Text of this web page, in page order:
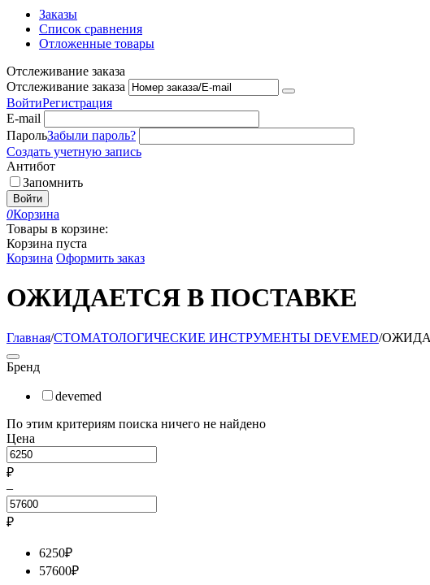
Заказы
Список сравнения
Отложенные товары
Отслеживание заказа
Отслеживание заказа
ВойтиРегистрация
E-mail
ПарольЗабыли пароль?
Создать учетную запись
Антибот
Запомнить
Войти
0Корзина
Товары в корзине:
Корзина пуста
Корзина Оформить заказ
ОЖИДАЕТСЯ В ПОСТАВКЕ
Главная/СТОМАТОЛОГИЧЕСКИЕ ИНСТРУМЕНТЫ DEVEMED/
Бренд
devemed
По этим критериям поиска ничего не найдено
Цена
₽
–
₽
6250₽
57600₽